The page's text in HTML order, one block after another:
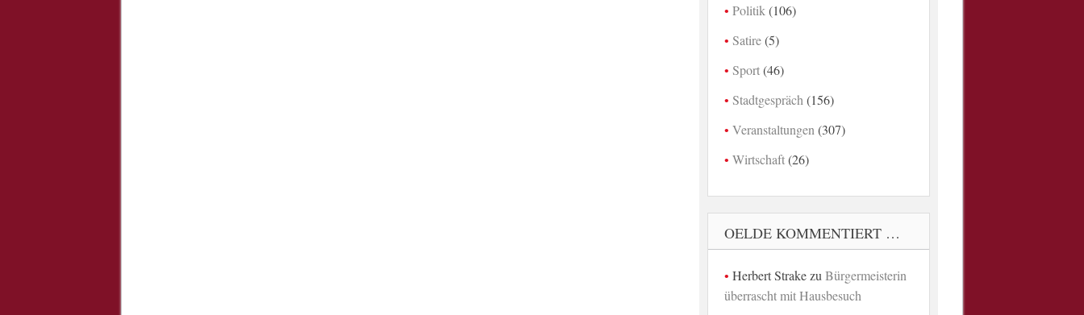
Politik (106)
Satire(5)
Sport(46)
Stadtgespräch (156)
Veranstaltungen (307)
Wirtschaft(26)
OELDE KOMMENTIERT …
Herbert Strakezu Bürgermeisterin
überrascht mit Hausbesuch